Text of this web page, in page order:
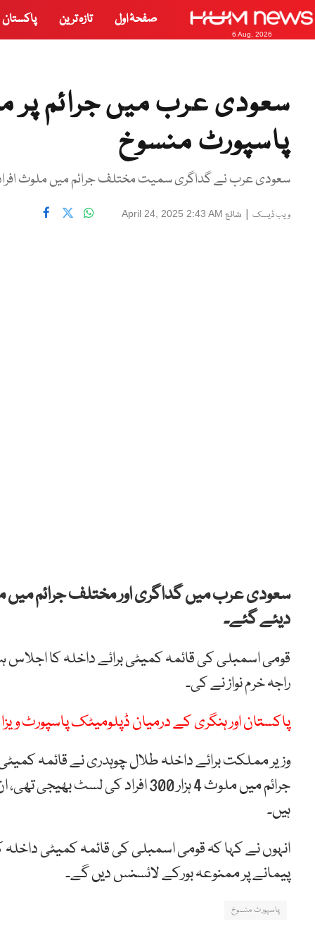
6 Aug, 2026
صفحۂ اول تازہ ترین پاکستان
پاسپورٹ منسوخ
سعودی عرب نے گداگری سمیت مختلف جرائم میں ملوث
ویب ڈیسک | شائع April 24, 2025 2:43 AM
دیئے گئے۔
قومی اسمبلی کی قائمہ کمیٹی برائے داخلہ کا
راجہ خرم نواز نے کی۔
پاکستان اور ہنگری کے درمیان ڈپلومیٹک پاسپورٹ
وزیر مملکت برائے داخلہ طلال چوہدری نے قائمہ
جرائم میں ملوث 4 ہزار 300 افراد
ہیں۔
انہوں نے کہا کہ قومی اسمبلی کی قائمہ کمیٹی داخلہ
پیمانے پر ممنوعہ بورکے لائسنس دیں گے۔
پاسپورٹ منسوخ